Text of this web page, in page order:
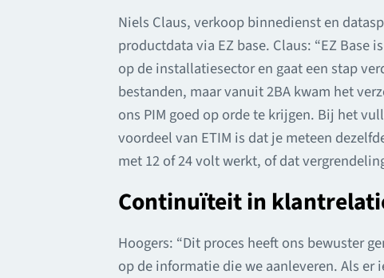
Niels Claus, verkoop binnedienst en
productdata via EZ base. Claus: “EZ
op de installatiesector en gaat een stap
bestanden, maar vanuit 2BA kwam het
ons PIM goed op orde te krijgen. Bij het
voordeel van ETIM is dat je meteen
met 12 of 24 volt werkt, of dat
Continuïteit in
Hoogers: “Dit proces heeft ons bewuster
op de informatie die we aanleveren. Als